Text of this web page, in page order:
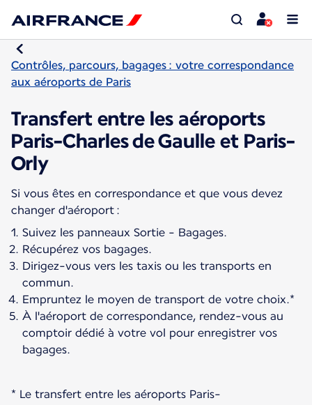
Contrôles, parcours, bagages : votre correspondance
aux aéroports de Paris
Transfert entre les aéroports
Paris-Charles de Gaulle et Paris-
Orly
Si vous êtes en correspondance et que vous devez
Suivez les panneaux Sortie - Bagages.
Récupérez vos bagages.
Dirigez-vous vers les taxis ou les transports en
commun.
Empruntez le moyen de transport de votre choix.*
À l'aéroport de correspondance, rendez-vous au
comptoir dédié à votre vol pour enregistrer vos
bagages.
* Le transfert entre les aéroports Paris-